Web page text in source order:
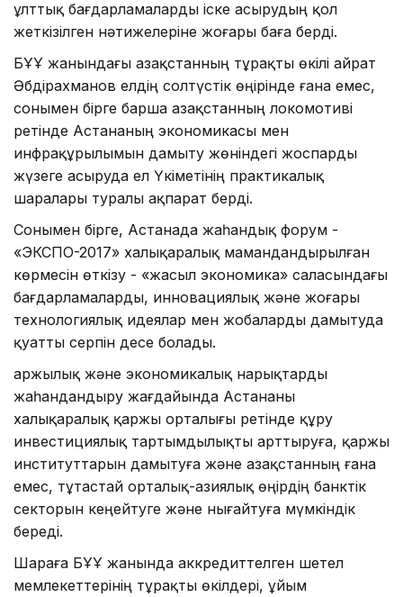
ұлттық бағдарламаларды іске асырудың қол
жеткізілген нәтижелеріне жоғары баға берді.
БҰҰ жанындағы Қазақстанның тұрақты өкілі Қайрат
Әбдірахманов елдің солтүстік өңірінде ғана емес,
сонымен бірге барша Қазақстанның локомотиві
ретінде Астананың экономикасы мен
инфрақұрылымын дамыту жөніндегі жоспарды
жүзеге асыруда ел Үкіметінің практикалық
шаралары туралы ақпарат берді.
Сонымен бірге, Астанада жаһандық форум -
«ЭКСПО-2017» халықаралық мамандандырылған
көрмесін өткізу - «жасыл экономика» саласындағы
бағдарламаларды, инновациялық және жоғары
технологиялық идеялар мен жобаларды дамытуда
қуатты серпін десе болады.
Қаржылық және экономикалық нарықтарды
жаһандандыру жағдайында Астананы
халықаралық қаржы орталығы ретінде құру
инвестициялық тартымдылықты арттыруға, қаржы
институттарын дамытуға және Қазақстанның ғана
емес, тұтастай орталық-азиялық өңірдің банктік
секторын кеңейтуге және нығайтуға мүмкіндік
береді.
Шараға БҰҰ жанында аккредиттелген шетел
мемлекеттерінің тұрақты өкілдері, ұйым